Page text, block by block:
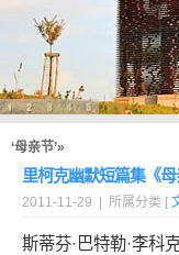
‘母亲节’»
里柯克幽默短篇集《母
2011-11-29 | 所属分类 [
斯蒂芬·巴特勒·李科